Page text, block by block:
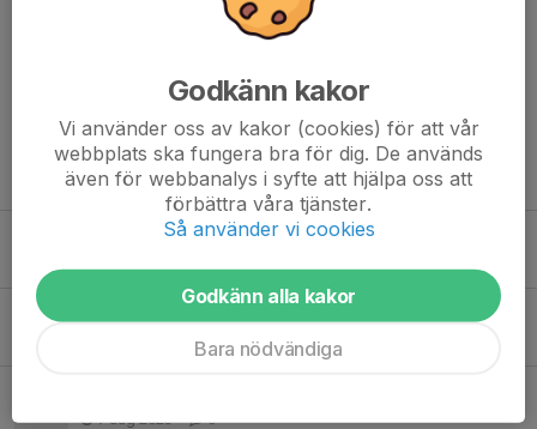
Gula gruppen har sista träningen i kombihallen på söndag. Sedan
januari med utomhusträning....
Fler nyheter
Träningstider höst
1
7 aug 2023 0
Godkänn kakor
Vi använder oss av kakor (cookies) för att vår
webbplats ska fungera bra för dig. De används
även för webbanalys i syfte att hjälpa oss att
förbättra våra tjänster.
Så använder vi cookies
Godkänn alla kakor
Bara nödvändiga